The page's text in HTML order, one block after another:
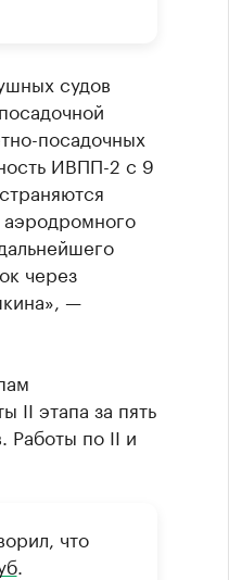
судов
посадочных
ИВПП-2 с 9
через
—
II этапа за пять
Работы по II и
что
.